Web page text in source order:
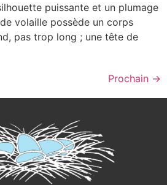
puissante et un plumage
volaille possède un corps
pas trop long ; une tête de
Prochain →